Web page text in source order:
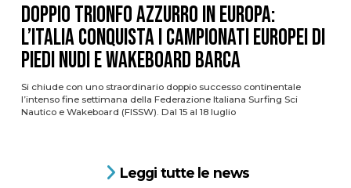
DOPPIO TRIONFO AZZURRO IN EUROPA:
L’ITALIA CONQUISTA I CAMPIONATI EUROPEI DI
PIEDI NUDI E WAKEBOARD BARCA
Si chiude con uno straordinario doppio successo continentale
l’intenso fine settimana della Federazione Italiana Surfing Sci
Nautico e Wakeboard (FISSW). Dal 15 al 18 luglio
Leggi tutte le news